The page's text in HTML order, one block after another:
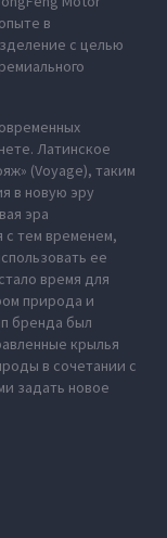
в
с целью
Латинское
(Voyage), таким
в новую эру
эра
с тем временем,
ее
время для
природа и
бренда был
крылья
в сочетании с
задать новое